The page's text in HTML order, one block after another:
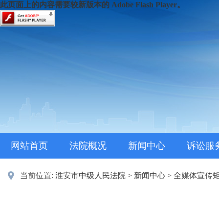
此页面上的内容需要较新版本的 Adobe Flash Player。
网站首页 法院概况 新闻中心 诉讼服
当前位置: 淮安市中级人民法院 > 新闻中心 > 全媒体宣传